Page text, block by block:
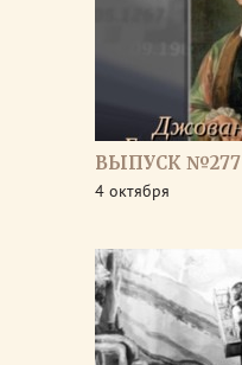
ВЫПУСК №277
4 октября